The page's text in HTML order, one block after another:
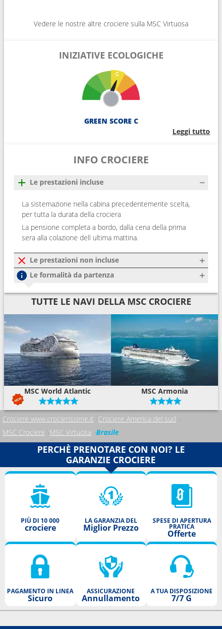
Vedere le nostre altre crociere sulla MSC Virtuosa
INIZIATIVE ECOLOGICHE
GREEN SCORE C
Leggi tutto
INFO CROCIERE
Le prestazioni incluse
La sistemazione nella cabina precedentemente scelta,
per tutta la durata della crociera
La pensione completa a bordo, dalla cena della prima
sera alla colazione dell ultima mattina.
Le prestazioni non incluse
Le formalità da partenza
TUTTE LE NAVI DELLA MSC CROCIERE
MSC World Atlantic MSC Armonia
Crociere www.crocierissime.it Crociere America del sud
MSC Crociere MSC Virtuosa Brasile
PERCHÈ PRENOTARE CON NOI? LE
GARANZIE CROCIERE
PIÙ DI 10 000
crociere
LA GARANZIA DEL
Miglior Prezzo
SPESE DI APERTURA
PRATICA
Offerte
PAGAMENTO IN LINEA
Sicuro
ASSICURAZIONE
Annullamento
A TUA DISPOSIZIONE
7/7 G